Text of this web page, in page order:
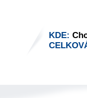
KDE: